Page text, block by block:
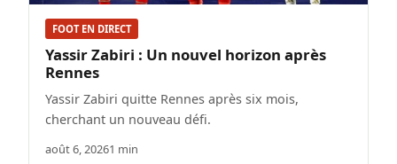
FOOT EN DIRECT
Yassir Zabiri : Un nouvel horizon après
Rennes
Yassir Zabiri quitte Rennes après six mois,
cherchant un nouveau défi.
août 6, 20261 min